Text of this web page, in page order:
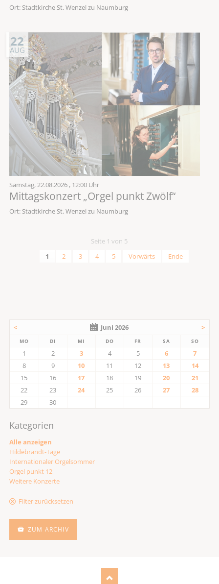
Ort: Stadtkirche St. Wenzel zu Naumburg
22
AUG
Samstag,22.08.2026 , 12:00 Uhr
Mittagskonzert „Orgel punkt Zwölf“
Ort: Stadtkirche St. Wenzel zu Naumburg
Seite 1 von 5
1
2 3 4 5 Vorwärts Ende
< Juni 2026 >
MO DI MI DO FR SA SO
1 2 3 4 5 6
7
8
9 10 11 12 13
14
15
16 17 18 19 20
21
22
23 24 25 26 27
28
29
30
Kategorien
Alle anzeigen
Hildebrandt-Tage
Internationaler Orgelsommer
Orgel punkt 12
Weitere Konzerte
Filter zurücksetzen
ZUM ARCHIV